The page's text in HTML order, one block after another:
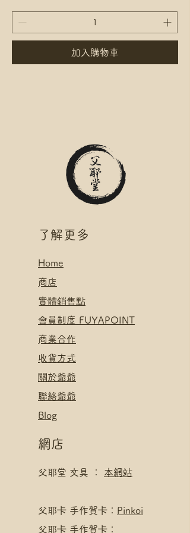
加入購物車
​了解更多
Home
​商店
​實體銷售點
​會員制度 FUYAPOINT
​商業合作
​收貨方式
關於爺爺
聯絡爺爺
Blog
網店
父耶堂 文具 ： 本網站
​父耶卡 手作賀卡： Pinkoi
父耶卡 手作賀卡：